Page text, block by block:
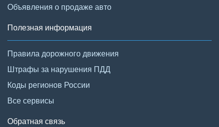
Объявления о продаже авто
Полезная информация
Правила дорожного движения
Штрафы за нарушения ПДД
Коды регионов России
Все сервисы
Обратная связь